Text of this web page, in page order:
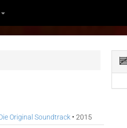
Original Soundtrack• 2015